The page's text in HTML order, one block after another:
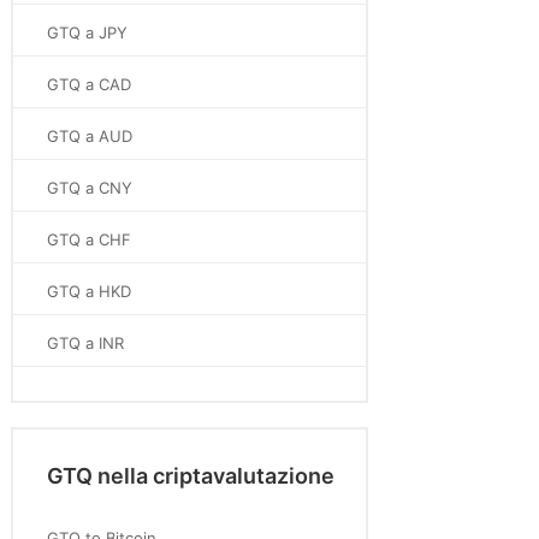
GTQ a JPY
GTQ a CAD
GTQ a AUD
GTQ a CNY
GTQ a CHF
GTQ a HKD
GTQ a INR
GTQ nella criptavalutazione